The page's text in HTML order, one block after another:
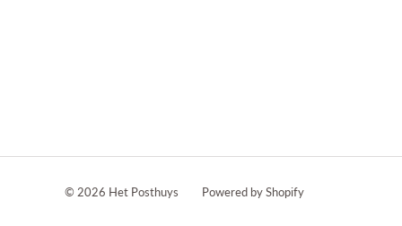
© 2026 Het Posthuys Powered by Shopify